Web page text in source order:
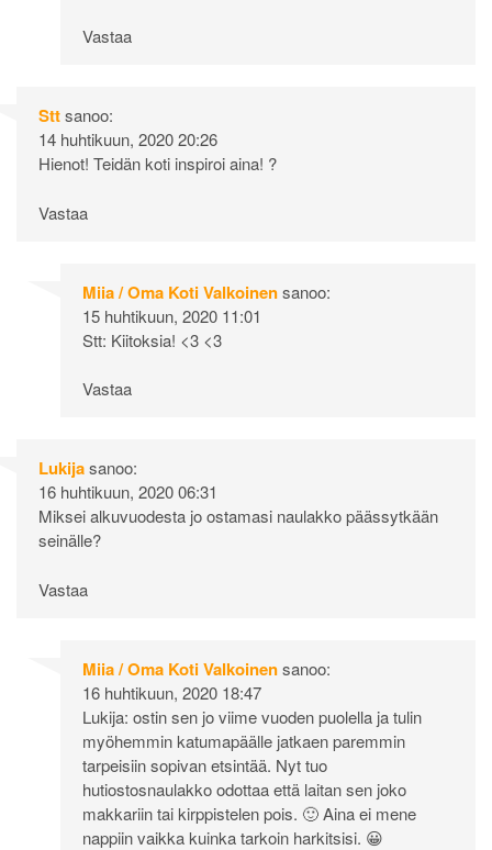
Vastaa
Sttsanoo:
14 huhtikuun, 2020 20:26
Hienot! Teidän koti inspiroi aina! ?
Vastaa
Miia / Oma Koti Valkoinensanoo:
15 huhtikuun, 2020 11:01
Stt: Kiitoksia! <3 <3
Vastaa
Lukijasanoo:
16 huhtikuun, 2020 06:31
Miksei alkuvuodesta jo ostamasi naulakko päässytkään
seinälle?
Vastaa
Miia / Oma Koti Valkoinensanoo:
16 huhtikuun, 2020 18:47
Lukija: ostin sen jo viime vuoden puolella ja tulin
myöhemmin katumapäälle jatkaen paremmin
tarpeisiin sopivan etsintää. Nyt tuo
hutiostosnaulakko odottaa että laitan sen joko
makkariin tai kirppistelen pois. 🙂 Aina ei mene
nappiin vaikka kuinka tarkoin harkitsisi. 😀